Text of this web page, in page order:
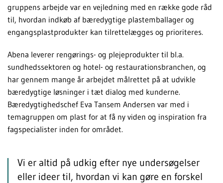
gruppens arbejde var en vejledning med en række gode råd
til, hvordan indkøb af bæredygtige plastemballager og
engangsplastprodukter kan tilrettelægges og prioriteres.
Abena leverer rengørings- og plejeprodukter til bl.a.
sundhedssektoren og hotel- og restaurationsbranchen, og
har gennem mange år arbejdet målrettet på at udvikle
bæredygtige løsninger i tæt dialog med kunderne.
Bæredygtighedschef Eva Tansem Andersen var med i
temagruppen om plast for at få ny viden og inspiration fra
fagspecialister inden for området.
Vi er altid på udkig efter nye undersøgelser
eller ideer til, hvordan vi kan gøre en forskel